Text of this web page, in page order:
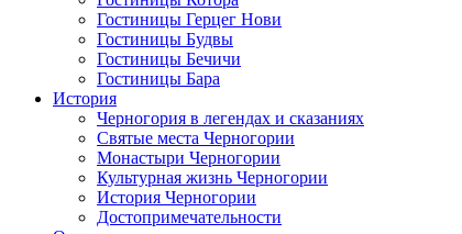
Гостиницы Герцег Нови
Гостиницы Будвы
Гостиницы Бечичи
Гостиницы Бара
История
Черногория в легендах и сказаниях
Святые места Черногории
Монастыри Черногории
Культурная жизнь Черногории
История Черногории
Достопримечательности